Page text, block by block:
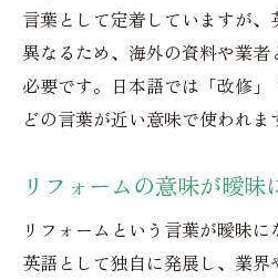
言葉として定着していますが
異なるため、海外の資料や業
必要です。日本語では「改修
どの言葉が近い意味で使われま
リフォームの意味が曖昧
リフォームという言葉が曖昧
英語として独自に発展し、業